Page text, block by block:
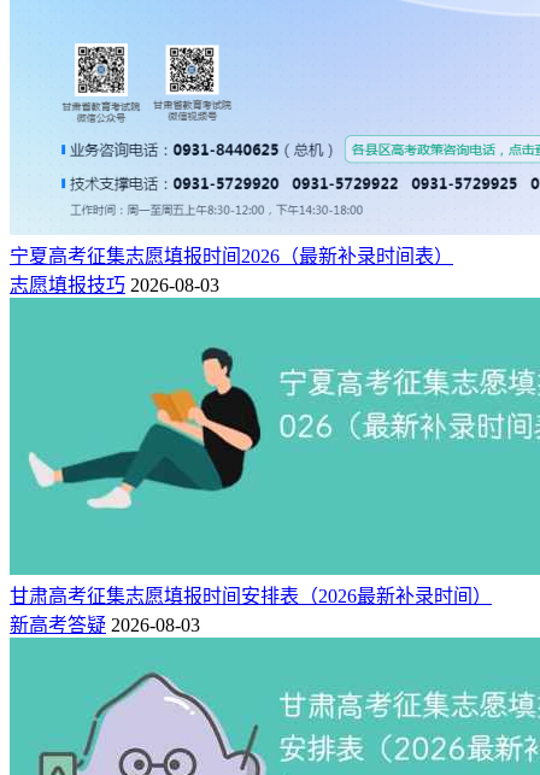
宁夏高考征集志愿填报时间2026（最新补录时间表）
志愿填报技巧 2026-08-03
甘肃高考征集志愿填报时间安排表（2026最新补录时间）
新高考答疑 2026-08-03